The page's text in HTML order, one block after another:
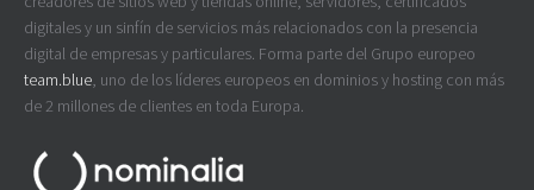
digitales y un sinfín de servicios más relacionados con la presencia
digital de empresas y particulares. Forma parte del Grupo europeo
team.blue, uno de los líderes europeos en dominios y hosting con más
de 2 millones de clientes en toda Europa.